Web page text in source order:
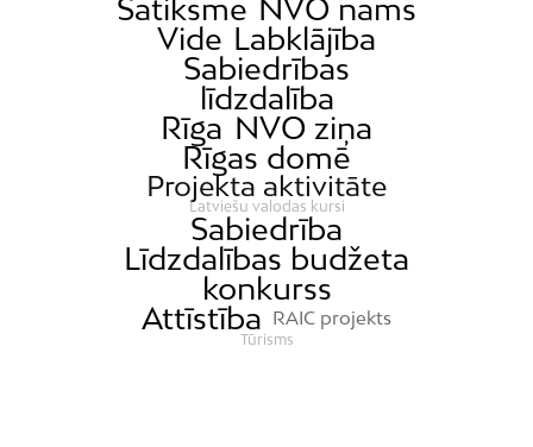
Satiksme NVO nams
Vide Labklājība
Sabiedrības
līdzdalība
Rīga NVO ziņa
Rīgas domē
Projekta aktivitāte
Latviešu valodas kursi
Sabiedrība
Līdzdalības budžeta
konkurss
Attīstība
RAIC projekts
Tūrisms